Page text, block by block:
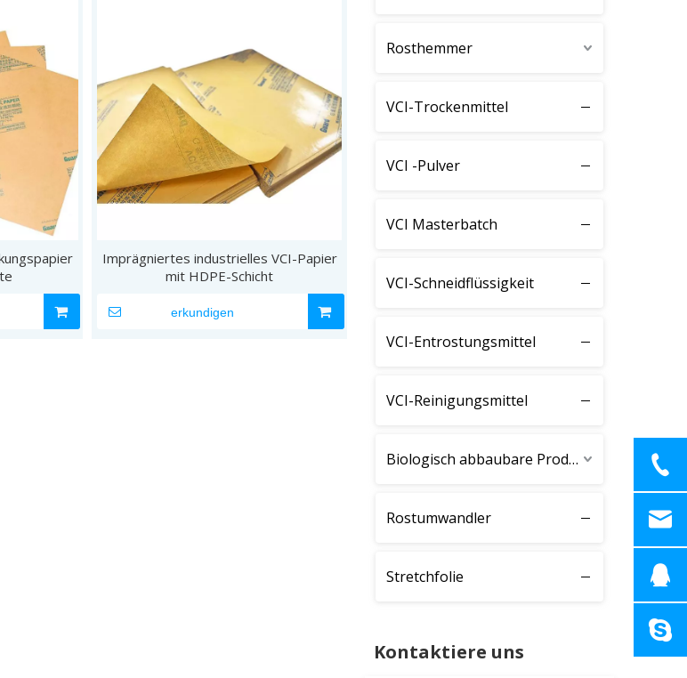
Imprägniertes industrielles VCI-Papier
mit HDPE-Schicht
erkundigen
Rosthemmer
VCI-Trockenmittel
VCI -Pulver
VCI Masterbatch
VCI-Schneidflüssigkeit
VCI-Entrostungsmittel
VCI-Reinigungsmittel
Biologisch abbaubare Produkte
Rostumwandler
Stretchfolie
Kontaktiere uns